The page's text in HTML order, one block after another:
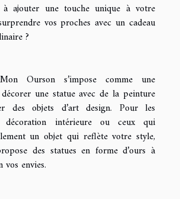
à ajouter une touche unique à votre
vos proches avec un cadeau
?
Ourson s’impose comme une
une statue avec de la peinture
des objets d’art design. Pour les
décoration intérieure ou ceux qui
un objet qui reflète votre style,
des statues en forme d’ours à
vos envies.